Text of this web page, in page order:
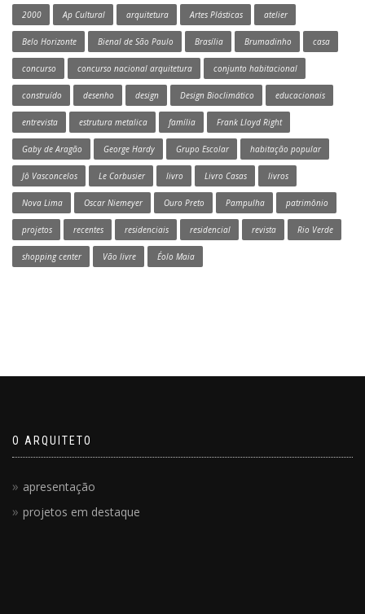
2000 Ap Cultural arquitetura Artes Plásticas atelier
Belo Horizonte Bienal de São Paulo Brasília Brumadinho casa
concurso concurso nacional arquitetura conjunto habitacional
construído desenho design Design Bioclimático educacionais
entrevista estrutura metalica família Frank Lloyd Right
Gaby de Aragão George Hardy Grupo Escolar habitação popular
Jô Vasconcelos Le Corbusier livro Livro Casas livros
Nova Lima Oscar Niemeyer Ouro Preto Pampulha patrimônio
projetos recentes residenciais residencial revista Rio Verde
shopping center Vão livre Éolo Maia
O ARQUITETO
apresentação
projetos em destaque